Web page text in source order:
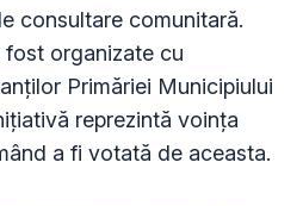
consultare comunitară.
fost organizate cu
Primăriei Municipiului
reprezintă voința
a fi votată de aceasta.